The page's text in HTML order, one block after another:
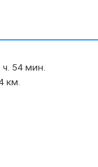
ч. 54 мин.
км.